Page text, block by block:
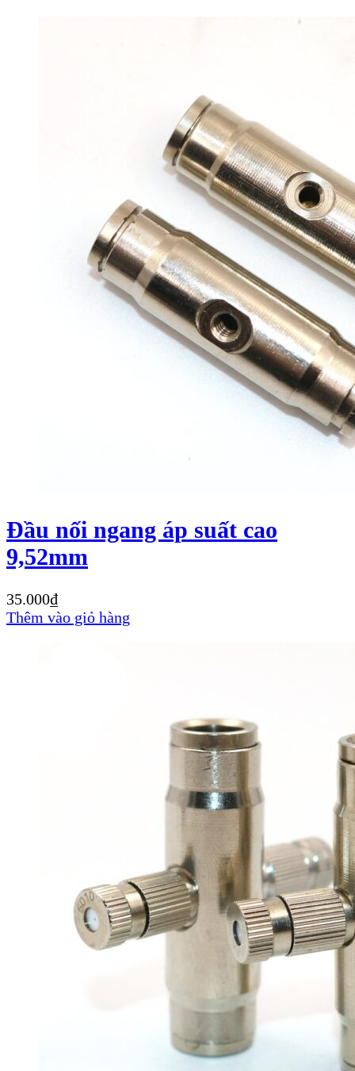
Đầu nối ngang áp suất cao
9,52mm
35.000₫
Thêm vào giỏ hàng